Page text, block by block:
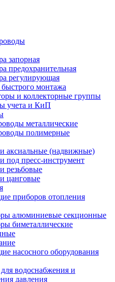
запорная
предохранительная
регулирующая
монтажа
и коллекторные группы
учета и КиП
металлические
полимерные
аксиальные (надвижные)
под пресс-инструмент
резьбовые
цанговые
приборов отопления
алюминиевые секционные
биметаллические
насосного оборудования
водоснабжения и
давления